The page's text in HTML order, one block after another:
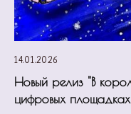
14.01.2026
Новый релиз "В
цифровых площадках